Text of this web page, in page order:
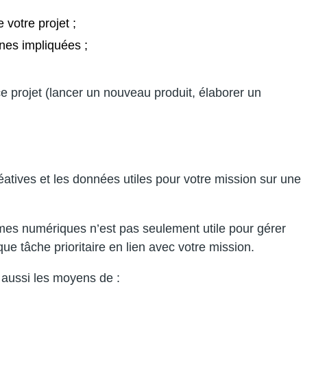
votre projet ;
impliquées ;
projet (lancer un nouveau produit, élaborer un
et les données utiles pour votre mission sur une
numériques n’est pas seulement utile pour gérer
tâche prioritaire en lien avec votre mission.
les moyens de :